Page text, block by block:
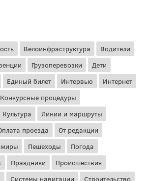
Велоинфраструктура
Водители
Грузоперевозки
Дети
Единый билет Интервью
Интернет
Конкурсные процедуры
Культура
Линии и маршруты
проезда
От редакции
Пешеходы
Погода
Праздники
Происшествия
Системы навигации Строительство